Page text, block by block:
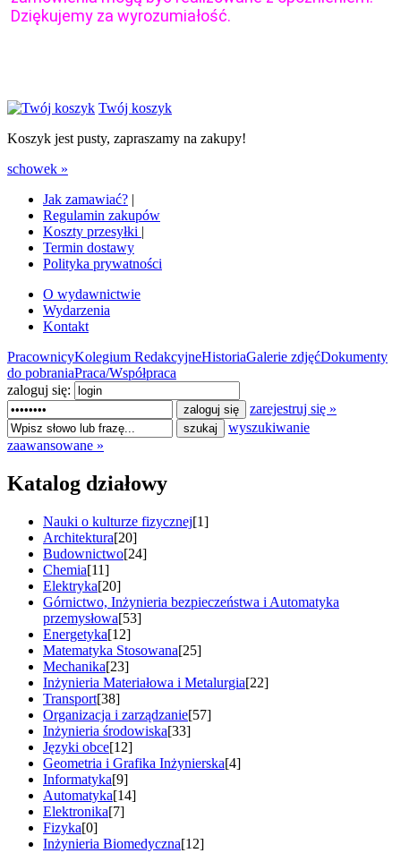
Dziękujemy za wyrozumiałość.
Twój koszyk
Koszyk jest pusty, zapraszamy na zakupy!
schowek »
Jak zamawiać? |
Regulamin zakupów
Koszty przesyłki |
Termin dostawy
Polityka prywatności
O wydawnictwie
Wydarzenia
Kontakt
PracownicyKolegium RedakcyjneHistoriaGalerie zdjęćDokumenty
do pobraniaPraca/Współpraca
zaloguj się:
zarejestruj się »
wyszukiwanie
zaawansowane »
Katalog działowy
Nauki o kulturze fizycznej[1]
Architektura[20]
Budownictwo[24]
Chemia[11]
Elektryka[20]
Górnictwo, Inżynieria bezpieczeństwa i Automatyka
przemysłowa[53]
Energetyka[12]
Matematyka Stosowana[25]
Mechanika[23]
Inżynieria Materiałowa i Metalurgia[22]
Transport[38]
Organizacja i zarządzanie[57]
Inżynieria środowiska[33]
Języki obce[12]
Geometria i Grafika Inżynierska[4]
Informatyka[9]
Automatyka[14]
Elektronika[7]
Fizyka[0]
Inżynieria Biomedyczna[12]